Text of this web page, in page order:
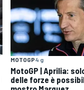
MOTOGP4 g
MotoGP | Aprilia:
delle forze è